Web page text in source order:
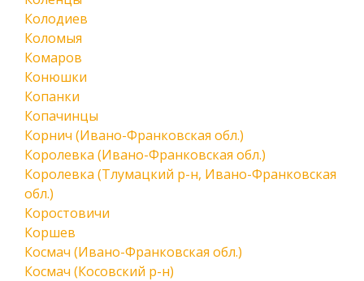
Колодиев
Коломыя
Комаров
Конюшки
Копанки
Копачинцы
Корнич (Ивано-Франковская обл.)
Королевка (Ивано-Франковская обл.)
Королевка (Тлумацкий р-н, Ивано-Франковская
обл.)
Коростовичи
Коршев
Космач (Ивано-Франковская обл.)
Космач (Косовский р-н)